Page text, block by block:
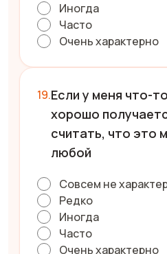
Иногда
Часто
Очень характерно
Если у меня что-
хорошо
считать, что это
любой
Совсем не
Редко
Иногда
Часто
Очень характерно